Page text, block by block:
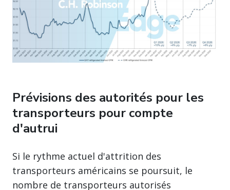
Prévisions des autorités pour les
transporteurs pour compte
d'autrui
Si le rythme actuel d'attrition des
transporteurs américains se poursuit, le
nombre de transporteurs autorisés